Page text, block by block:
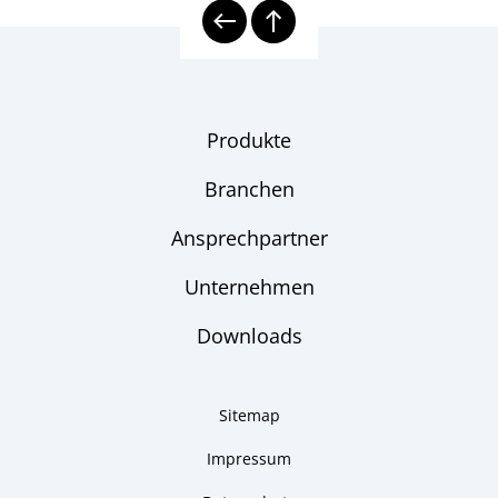
Produkte
Branchen
Ansprechpartner
Unternehmen
Downloads
Sitemap
Impressum